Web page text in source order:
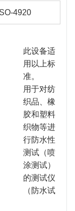
4920
此设备适
用以上标
准。
用于对纺
织品、橡
胶和塑料
织物等进
行防水性
测试（喷
涂测试）
的测试仪
（防水试